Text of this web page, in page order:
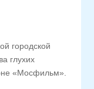
городской
глухих
«Мосфильм».